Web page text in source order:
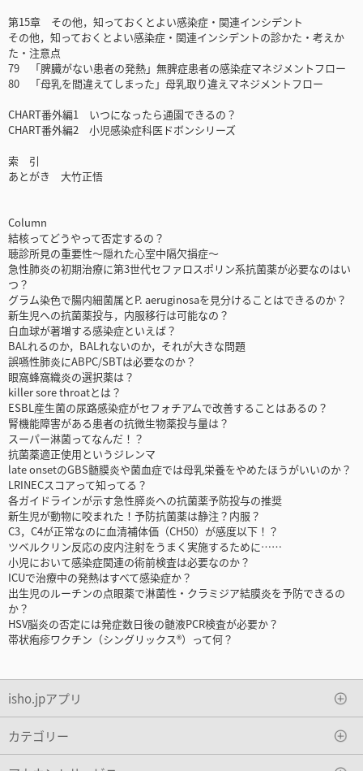
第15章 その他，知っておくとよい感染症・関連インシデント
その他，知っておくとよい感染症・関連インシデントの診かた・考えか
た・注意点
79 「脾臓がない患者の発熱」無脾症患者の感染症マネジメントフロー
80 「母乳を間違えてしまった」母乳取り違えマネジメントフロー
CHART番外編1 いつになったら通園できるの？
CHART番外編2 小児感染症科医ドボンシリーズ
索 引
あとがき 大竹正悟
Column
結核ってどうやって否定するの？
聴診所見の重要性～隠れた心室中隔欠損症～
急性肺炎の初期治療に第3世代セファロスポリン系抗菌薬が必要なのはい
つ？
グラム染色で腸内細菌属とP. aeruginosaを見分けることはできるのか？
新生児への抗菌薬投与，内服移行は可能なの？
白血球が著増する感染症といえば？
BALれるのか，BALれないのか，それが大きな問題
誤嚥性肺炎にABPC/SBTは必要なのか？
眼窩蜂窩織炎の選択薬は？
killer sore throatとは？
ESBL産生菌の尿路感染症がセフォチアムで改善することはあるの？
腎機能障害がある患者の抗微生物薬投与量は？
スーパー淋菌ってなんだ！？
抗菌薬適正使用というジレンマ
late onsetのGBS髄膜炎や菌血症では母乳栄養をやめたほうがいいのか？
LRINECスコアって知ってる？
各ガイドラインが示す急性膵炎への抗菌薬予防投与の推奨
新生児が動物に咬まれた！予防抗菌薬は静注？内服？
C3，C4が正常なのに血清補体価（CH50）が感度以下！？
ツベルクリン反応の皮内注射をうまく実施するために……
小児において感染症関連の術前検査は必要なのか？
ICUで治療中の発熱はすべて感染症か？
出生児のルーチンの点眼薬で淋菌性・クラミジア結膜炎を予防できるの
か？
HSV脳炎の否定には発症数日後の髄液PCR検査が必要か？
帯状疱疹ワクチン（シングリックス®）って何？
isho.jpアプリ
カテゴリー